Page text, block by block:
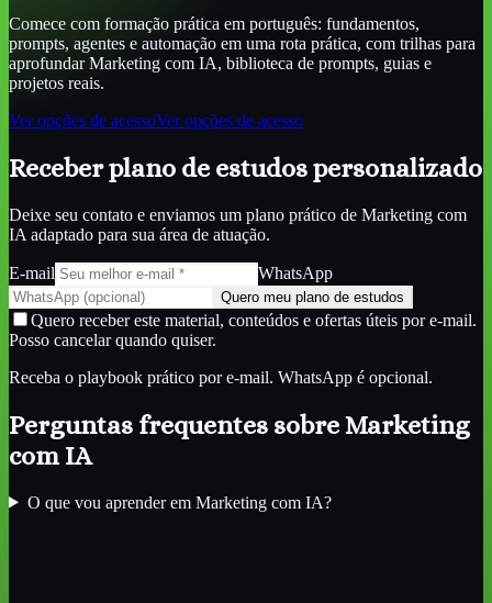
Comece com formação prática em português: fundamentos,
prompts, agentes e automação em uma rota prática, com trilhas para
aprofundarMarketing com IA, biblioteca de prompts, guias e
projetos reais.
Ver opções de acessoVer opções de acesso
Receber plano de estudos personalizado
Deixe seu contato e enviamos um plano prático de Marketing com
IA adaptado para sua área de atuação.
E-mail WhatsApp
Quero meu plano de estudos
Quero receber este material, conteúdos e ofertas úteis por e-mail.
Posso cancelar quando quiser.
Receba o playbook prático por e-mail. WhatsApp é opcional.
Perguntas frequentes sobreMarketing
com IA
O que vou aprender em Marketing com IA?